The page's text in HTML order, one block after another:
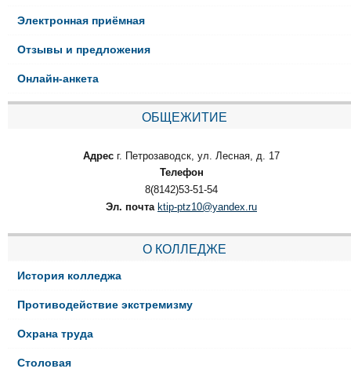
Электронная приёмная
Отзывы и предложения
Онлайн-анкета
ОБЩЕЖИТИЕ
Адрес г. Петрозаводск, ул. Лесная, д. 17
Телефон
8(8142)53-51-54
Эл. почта ktip-ptz10@yandex.ru
О КОЛЛЕДЖЕ
История колледжа
Противодействие экстремизму
Охрана труда
Столовая